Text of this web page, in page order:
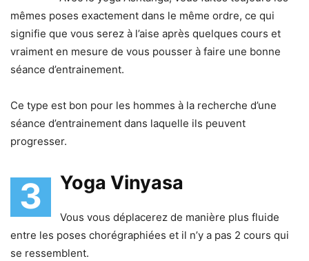
mêmes poses exactement dans le même ordre, ce qui
signifie que vous serez à l’aise après quelques cours et
vraiment en mesure de vous pousser à faire une bonne
séance d’entrainement.
Ce type est bon pour les hommes à la recherche d’une
séance d’entrainement dans laquelle ils peuvent
progresser.
3 Yoga Vinyasa
Vous vous déplacerez de manière plus fluide
entre les poses chorégraphiées et il n’y a pas 2 cours qui
se ressemblent.